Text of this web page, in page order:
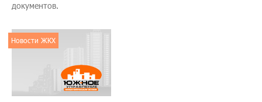
документов.
Новости ЖКХ